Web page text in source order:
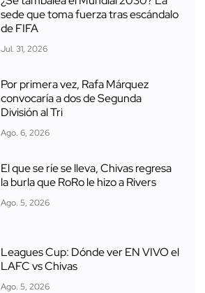
sede que toma fuerza tras escándalo
de FIFA
Jul. 31, 2026
Por primera vez, Rafa Márquez
convocaría a dos de Segunda
División al Tri
Ago. 6, 2026
El que se ríe se lleva, Chivas regresa
la burla que RoRo le hizo a Rivers
Ago. 5, 2026
Leagues Cup: Dónde ver EN VIVO el
LAFC vs Chivas
Ago. 5, 2026